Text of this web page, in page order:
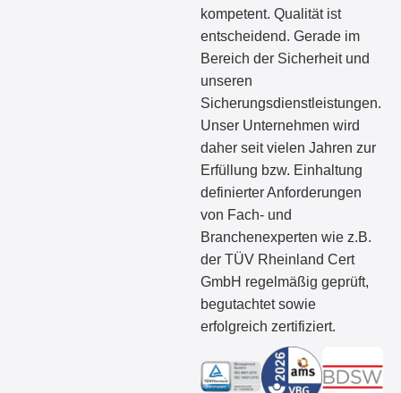
kompetent. Qualität ist
entscheidend. Gerade im
Bereich der Sicherheit und
unseren
Sicherungsdienstleistungen.
Unser Unternehmen wird
daher seit vielen Jahren zur
Erfüllung bzw. Einhaltung
definierter Anforderungen
von Fach- und
Branchenexperten wie z.B.
der TÜV Rheinland Cert
GmbH regelmäßig geprüft,
begutachtet sowie
erfolgreich zertifiziert.